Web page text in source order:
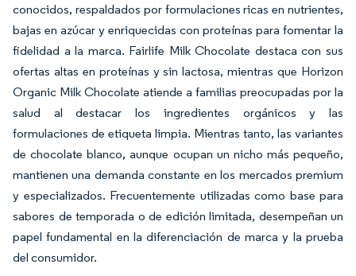
conocidos, respaldados por formulaciones ricas en nutrientes,
bajas en azúcar y enriquecidas con proteínas para fomentar la
fidelidad a la marca. Fairlife Milk Chocolate destaca con sus
ofertas altas en proteínas y sin lactosa, mientras que Horizon
Organic Milk Chocolate atiende a familias preocupadas por la
salud al destacar los ingredientes orgánicos y las
formulaciones de etiqueta limpia. Mientras tanto, las variantes
de chocolate blanco, aunque ocupan un nicho más pequeño,
mantienen una demanda constante en los mercados premium
y especializados. Frecuentemente utilizadas como base para
sabores de temporada o de edición limitada, desempeñan un
papel fundamental en la diferenciación de marca y la prueba
del consumidor.